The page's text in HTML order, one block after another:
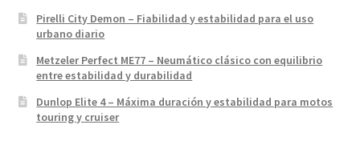
Pirelli City Demon – Fiabilidad y estabilidad para el uso
urbano diario
Metzeler Perfect ME77 – Neumático clásico con equilibrio
entre estabilidad y durabilidad
Dunlop Elite 4 – Máxima duración y estabilidad para motos
touring y cruiser